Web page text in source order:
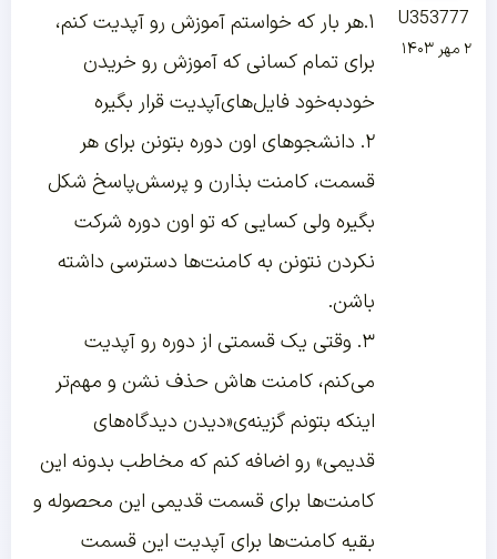
U353777
۲ مهر ۱۴۰۳
۱.هر بار که خواستم آموزش رو آپدیت کنم،
برای تمام کسانی که آموزش رو خریدن
خودبه‌خود فایل‌های‌آپدیت قرار بگیره
۲. دانشجوهای اون دوره بتونن برای هر
قسمت، کامنت بذارن و پرسش‌پاسخ شکل
بگیره ولی کسایی که تو اون دوره شرکت
نکردن نتونن به کامنت‌ها دسترسی داشته
باشن.
۳. وقتی یک قسمتی از دوره رو آپدیت
می‌کنم، کامنت هاش حذف نشن و مهم‌تر
اینکه بتونم گزینه‌ی«دیدن دیدگاه‌های
قدیمی» رو اضافه کنم که مخاطب بدونه این
کامنت‌ها برای قسمت قدیمی این محصوله و
بقیه کامنت‌ها برای آپدیت این قسمت